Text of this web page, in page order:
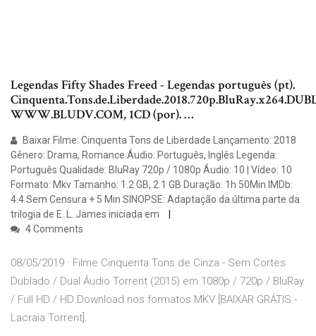
Legendas Fifty Shades Freed - Legendas português (pt).
WWW.BLUDV.COM, 1CD (por). …
Baixar Filme: Cinquenta Tons de Liberdade Lançamento: 2018
Gênero: Drama, Romance Áudio: Português, Inglês Legenda:
Português Qualidade: BluRay 720p / 1080p Áudio: 10 | Vídeo: 10
Formato: Mkv Tamanho: 1.2 GB, 2.1 GB Duração: 1h 50Min IMDb:
4.4 Sem Censura + 5 Min SINOPSE: Adaptação da última parte da
trilogia de E. L. James iniciada em
4 Comments
08/05/2019 · Filme Cinquenta Tons de Cinza - Sem Cortes
Dublado / Dual Áudio Torrent (2015) em 1080p / 720p / BluRay
/ Full HD / HD Download nos formatos MKV [BAIXAR GRÁTIS -
Lacraia Torrent].